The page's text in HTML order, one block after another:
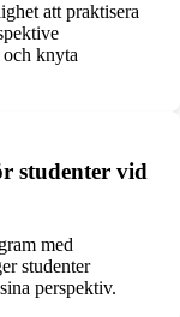
att praktisera
knyta
studenter vid
med
studenter
perspektiv.